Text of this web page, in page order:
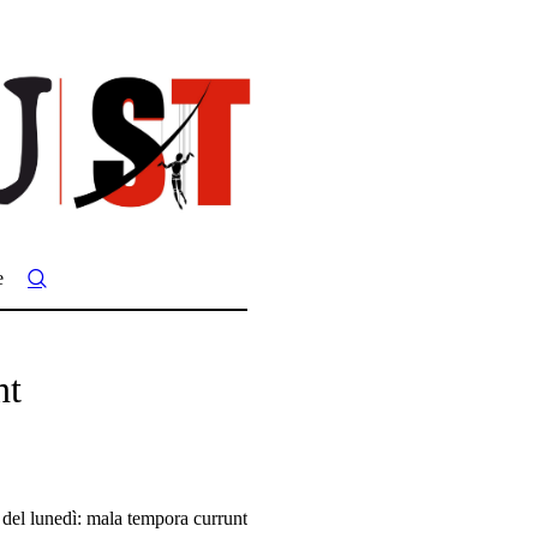
lunedì: mala tempora currunt